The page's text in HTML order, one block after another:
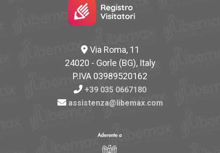
Via Roma, 11
24020 - Gorle (BG), Italy
P.IVA 03989520162
+39 035 0667180
assistenza@libemax.com